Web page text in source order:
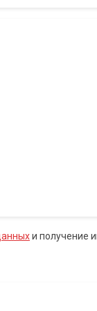
и получение